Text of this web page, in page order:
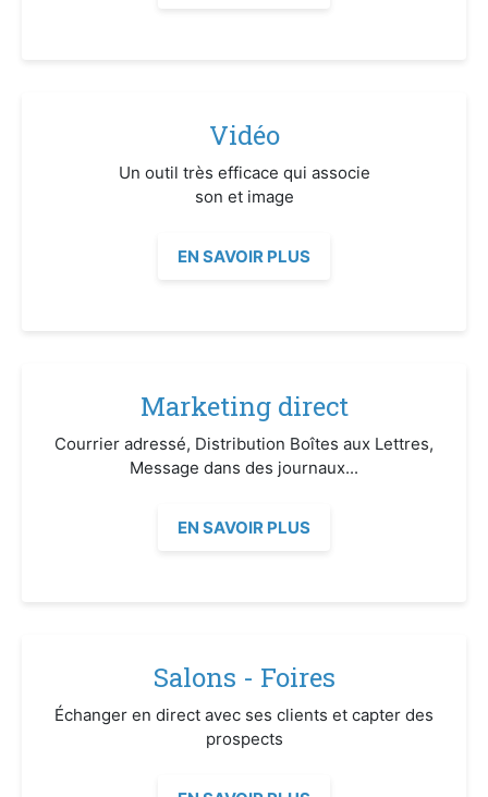
Vidéo
Un outil très efficace qui associe
son et image
EN SAVOIR PLUS
Marketing direct
Courrier adressé, Distribution Boîtes aux Lettres,
Message dans des journaux...
EN SAVOIR PLUS
Salons - Foires
Échanger en direct avec ses clients et capter des
prospects